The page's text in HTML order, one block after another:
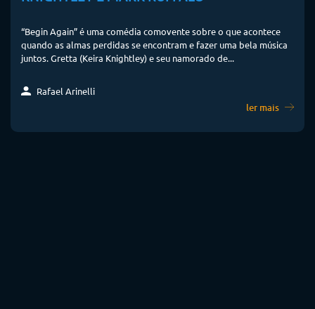
“Begin Again” é uma comédia comovente sobre o que acontece
quando as almas perdidas se encontram e fazer uma bela música
juntos. Gretta (Keira Knightley) e seu namorado de...
Rafael Arinelli
ler mais